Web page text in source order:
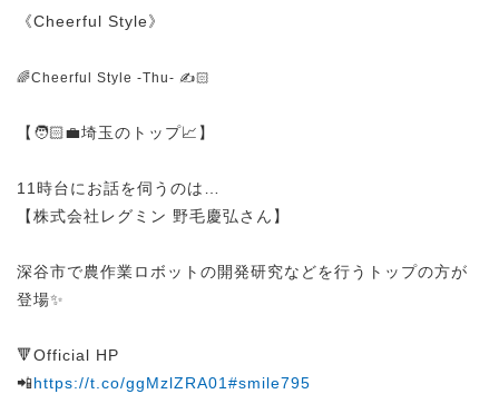
《Cheerful Style》
🌈Cheerful Style -Thu- ✍️🏻
【🧑🏻‍💼埼玉のトップ📈】
11時台にお話を伺うのは…
【株式会社レグミン 野毛慶弘さん】
深谷市で農作業ロボットの開発研究などを行うトップの方が
登場✨
🔻Official HP
📲https://t.co/ggMzlZRA01 #smile795